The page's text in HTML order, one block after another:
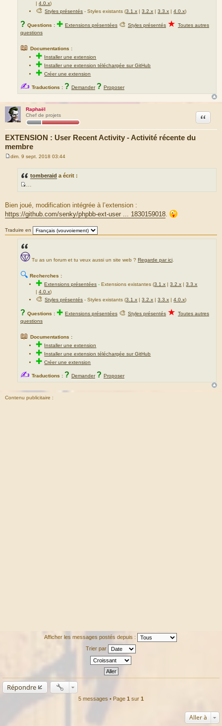
|4.0.x)
🎨Styles présentés - Styles existants (3.1.x |3.2.x |3.3.x |4.0.x)
? Questions : ✚ Extensions présentées 🎨 Styles présentés ★ Toutes autres
questions
📖 Documentations :
✚ Installer une extension
✚ Installer une extension téléchargée sur GitHub
✚Créer une extension
✍ Traductions : ? Demander ? Proposer
Raphaël
Chef de projets
EXTENSION : User Recent Activity - Activité récente du
membre
Citation
dim. 9 sept. 2018 03:44
tomberaid a écrit :
u
r
e
d
u
m
s
e
Bien joué, modification intégrée à l’extension :
https://github.com/senky/phpbb-ext-user ... 1830159018
Traduire en
Tu as un forum et tu veux aussi un site web ? Regarde par ici
🔍 Recherches :
✚Extensions présentées -Extensions existantes (3.1.x |3.2.x |3.3.x
|4.0.x)
🎨Styles présentés - Styles existants (3.1.x |3.2.x |3.3.x |4.0.x)
? Questions : ✚ Extensions présentées 🎨 Styles présentés ★ Toutes autres
questions
📖 Documentations :
✚ Installer une extension
✚ Installer une extension téléchargée sur GitHub
✚Créer une extension
✍ Traductions : ? Demander ? Proposer
Contenu publicitaire :
Afficher les messages postés depuis :
Trier par
Répondre
5 messages • Page 1 sur 1
Aller à